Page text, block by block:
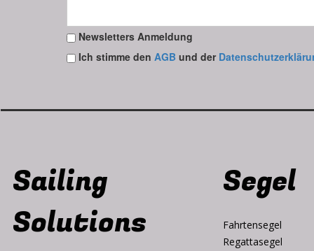
Newsletters Anmeldung
Ich stimme den AGB und der
Sailing
Solutions
Segel
Fahrtensegel
Regattasegel